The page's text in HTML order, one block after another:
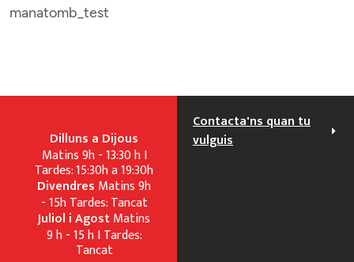
manatomb_test
Dilluns a Dijous
Matins 9h - 13:30 h I
Tardes: 15:30h a 19:30h
Divendres Matins 9h
- 15h Tardes: Tancat
Juliol i AgostMatins
9 h - 15 h I Tardes:
Tancat
Contacta'ns quan tu
vulguis